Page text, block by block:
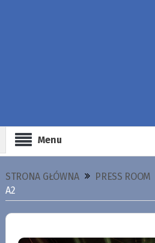
Menu
STRONA GŁÓWNA PRESS ROOM
A2